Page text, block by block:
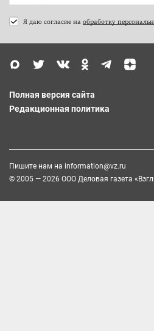
Я даю согласие на обработку
Полная версия сайта
Редакционная политика
Пишите нам на information@vz.ru
© 2005 — 2026 ООО Деловая газета